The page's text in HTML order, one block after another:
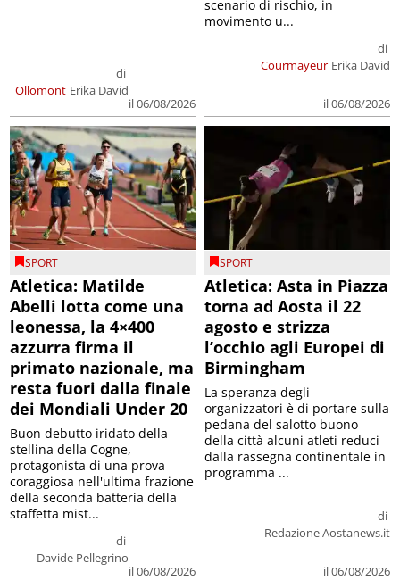
Ollomont
di
Erika David
il 06/08/2026
Courmayeur
di
Erika David
il 06/08/2026
scenario di rischio, in
movimento u...
SPORT
Atletica: Matilde
Abelli lotta come una
leonessa, la 4×400
azzurra firma il
primato nazionale, ma
resta fuori dalla finale
dei Mondiali Under 20
di
Davide Pellegrino
il 06/08/2026
Buon debutto iridato della
stellina della Cogne,
protagonista di una prova
coraggiosa nell'ultima frazione
della seconda batteria della
staffetta mist...
SPORT
Atletica: Asta in Piazza
torna ad Aosta il 22
agosto e strizza
l’occhio agli Europei di
Birmingham
di
Redazione Aostanews.it
il 06/08/2026
La speranza degli
organizzatori è di portare sulla
pedana del salotto buono
della città alcuni atleti reduci
dalla rassegna continentale in
programma ...